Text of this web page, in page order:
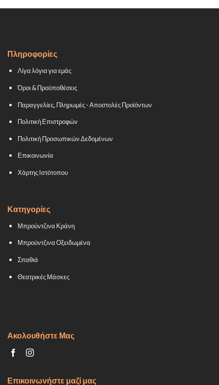
Πληροφορίες
Λίγα λόγια για εμάς
Όροι & Προϋποθέσεις
Παραγγελίες, Πληρωμές - Αποστολές Προϊόντων
Πολιτική Επιστροφών
Πολιτική Προσωπικών Δεδομένων
Επικοινωνία
Χάρτης Ιστότοπου
Κατηγορίες
Μπρούντζινα Κράνη
Μπρούντζινα Οξειδωμένα
Σπαθιά
Θεατρικές Μάσκες
Ακολουθήστε Μας
Επικοινωνήστε μαζί μας